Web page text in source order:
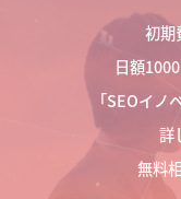
初期
日額
「SEOイノ
詳
無料